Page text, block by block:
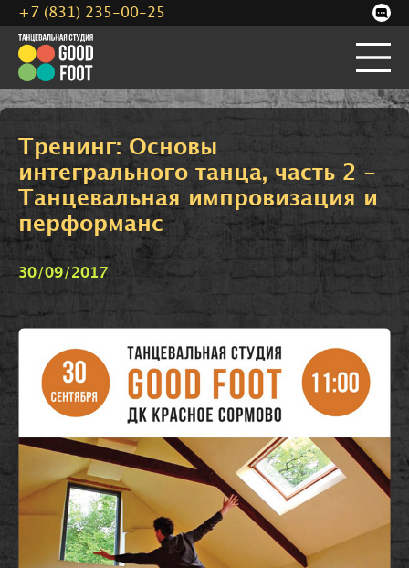
Тренинг: Основы
интегрального танца, часть 2 -
Танцевальная импровизация и
перформанс
30/09/2017
+7 (831) 235-00-25